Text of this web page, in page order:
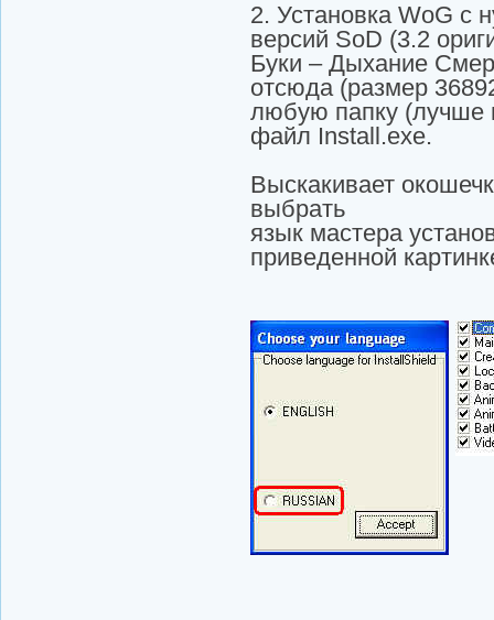
2. Установка WoG с
версий SоD (3.2
Буки – Дыхание
отсюда (размер
любую папку (лучше
файл Install.exe.
Выскакивает
выбрать
язык мастера
приведенной